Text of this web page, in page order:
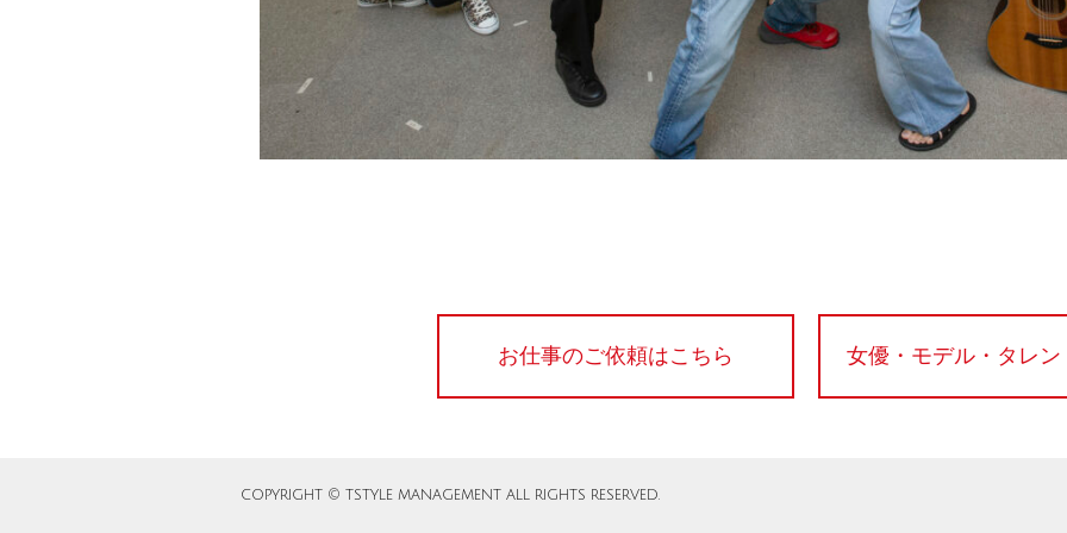
お仕事のご依頼はこちら 女優・モデル・タレン
COPYRIGHT ©️ TSTYLE MANAGEMENT ALL RIGHTS RESERVED.